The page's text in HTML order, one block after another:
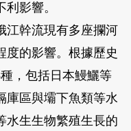
影響。
幹流現有多座攔河
度的影響。根據歷史
，包括日本鰻鱺等
庫區與壩下魚類等水
水生生物繁殖生長的